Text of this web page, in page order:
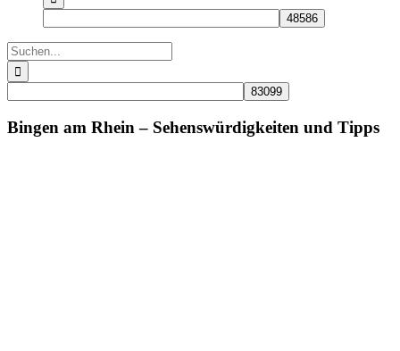
Suche
nach:
Bingen am Rhein – Sehenswürdigkeiten und Tipps